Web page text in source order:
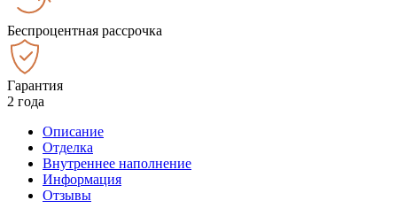
Беспроцентная рассрочка
Гарантия
2 года
Описание
Отделка
Внутреннее наполнение
Информация
Отзывы